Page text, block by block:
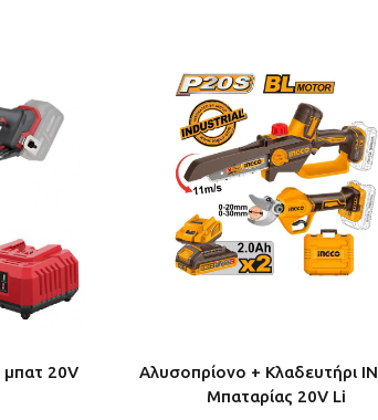
μπατ 20V
Αλυσοπρίονο + Κλαδευτήρι
Μπαταρίας 20V Li